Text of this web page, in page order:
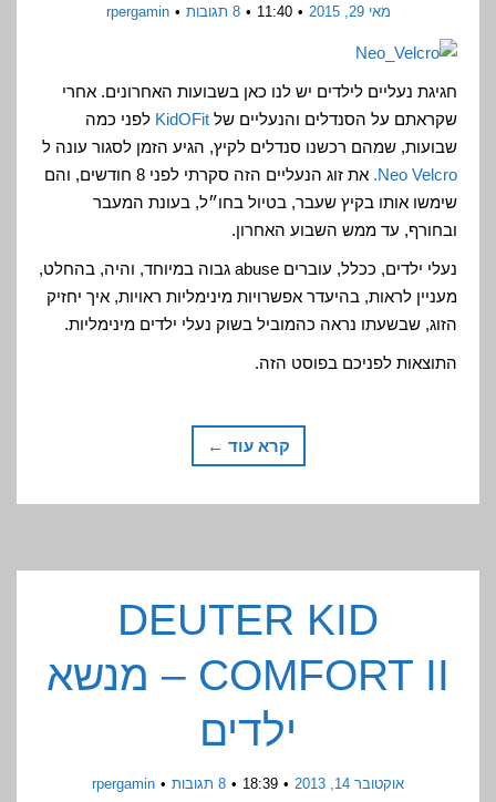
מאי 29, 2015 11:40 8 תגובות rpergamin
חגיגת נעליים לילדים יש לנו כאן בשבועות האחרונים. אחרי
שקראתם על הסנדלים והנעליים של KidOFit לפני כמה
שבועות, שמהם רכשנו סנדלים לקיץ, הגיע הזמן לסגור עונה ל
Neo Velcro.
את זוג הנעליים הזה סקרתי לפני 8 חודשים, והם
שימשו אותו בקיץ שעבר, בטיול בחו״ל, בעונת המעבר
ובחורף, עד ממש השבוע האחרון.
נעלי ילדים, ככלל, עוברים abuse גבוה במיוחד, והיה, בהחלט,
מעניין לראות, בהיעדר אפשרויות מינימליות ראויות, איך יחזיק
הזוג, שבשעתו נראה כהמוביל בשוק נעלי ילדים מינימליות.
התוצאות לפניכם בפוסט הזה.
קרא עוד ←
DEUTER KID
COMFORT II – מנשא
ילדים
אוקטובר 14, 2013 18:39 8 תגובות rpergamin